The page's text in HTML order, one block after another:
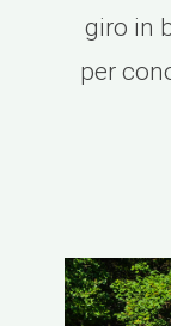
giro in
per